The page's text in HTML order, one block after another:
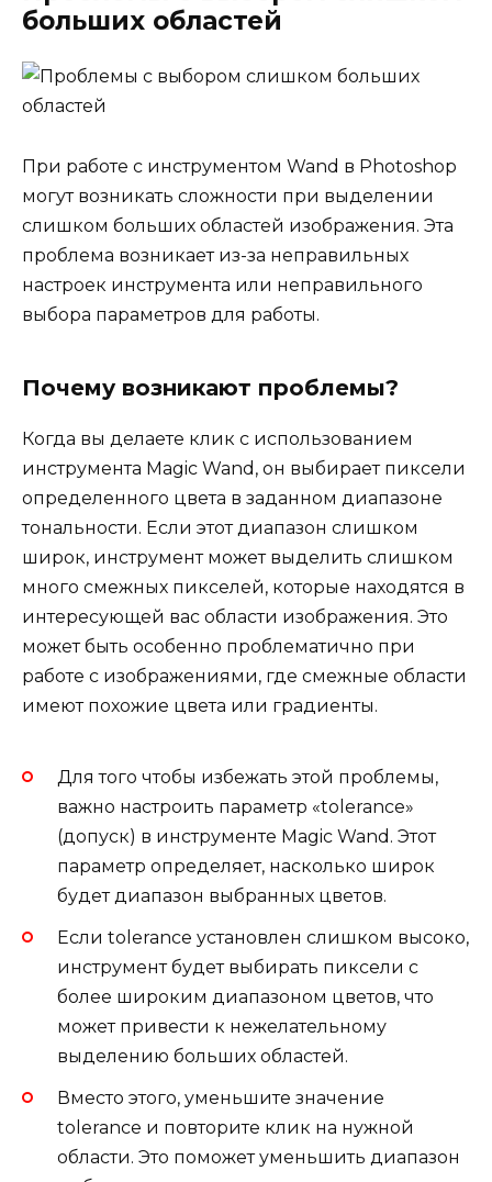
больших областей
При работе с инструментом Wand в Photoshop
могут возникать сложности при выделении
слишком больших областей изображения. Эта
проблема возникает из-за неправильных
настроек инструмента или неправильного
выбора параметров для работы.
Почему возникают проблемы?
Когда вы делаете клик с использованием
инструмента Magic Wand, он выбирает пиксели
определенного цвета в заданном диапазоне
тональности. Если этот диапазон слишком
широк, инструмент может выделить слишком
много смежных пикселей, которые находятся в
интересующей вас области изображения. Это
может быть особенно проблематично при
работе с изображениями, где смежные области
имеют похожие цвета или градиенты.
Для того чтобы избежать этой проблемы,
важно настроить параметр «tolerance»
(допуск) в инструменте Magic Wand. Этот
параметр определяет, насколько широк
будет диапазон выбранных цветов.
Если tolerance установлен слишком высоко,
инструмент будет выбирать пиксели с
более широким диапазоном цветов, что
может привести к нежелательному
выделению больших областей.
Вместо этого, уменьшите значение
tolerance и повторите клик на нужной
области. Это поможет уменьшить диапазон